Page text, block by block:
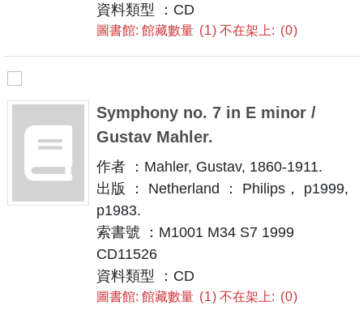
資料類型 ：CD
圖書館: 館藏數量 1 不在架上: 0
Symphony no. 7 in E minor /
Gustav Mahler.
作者 ：Mahler, Gustav, 1860-1911.
出版 ： Netherland ： Philips， p1999,
p1983.
索書號 ：M1001 M34 S7 1999
CD11526
資料類型 ：CD
圖書館: 館藏數量 1 不在架上: 0